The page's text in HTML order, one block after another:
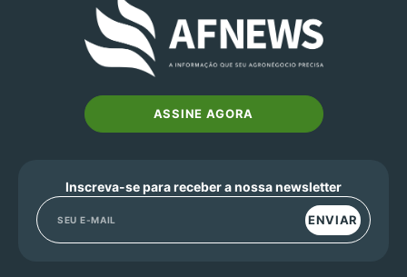
ASSINE AGORA
Inscreva-se para receber a nossa newsletter
ENVIAR